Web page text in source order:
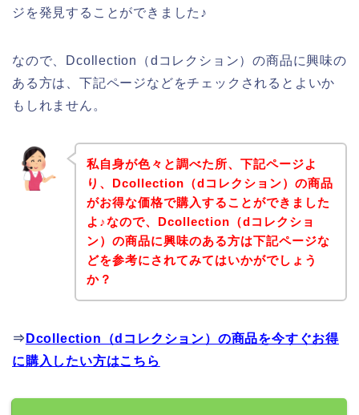
ジを発見することができました♪
なので、Dcollection（dコレクション）の商品に興味の
ある方は、下記ページなどをチェックされるとよいか
もしれません。
私自身が色々と調べた所、下記ページよ
り、Dcollection（dコレクション）の商品
がお得な価格で購入することができました
よ♪なので、Dcollection（dコレクショ
ン）の商品に興味のある方は下記ページな
どを参考にされてみてはいかがでしょう
か？
⇒ Dcollection（dコレクション）の商品を今すぐお得
に購入したい方はこちら